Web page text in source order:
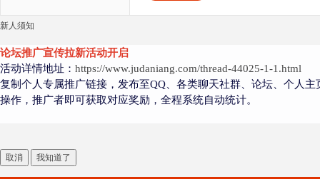
新人须知
论坛推广宣传拉新活动开启
活动详情地址： https://www.judaniang.com/thread-44025-1-1.html
复制个人专属推广链接，发布至QQ、各类聊天社群、论坛、个人
操作，推广者即可获取对应奖励，全程系统自动统计。
取消 我知道了